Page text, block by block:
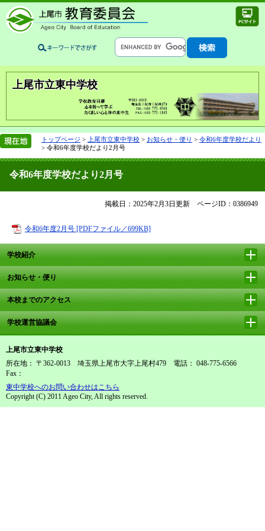
上尾市立東中学校
トップページ > 上尾市立東中学校 > お知らせ・便り > 令和6年度学校だより
> 令和6年度学校だより2月号
令和6年度学校だより2月号
掲載日：2025年2月3日更新 ページID：0386949
令和6年度2月号 [PDFファイル／699KB]
学校紹介
お知らせ・便り
本校までのアクセス
学校運営協議会
上尾市立東中学校
所在地： 〒362-0013 埼玉県上尾市大字上尾村479 電話： 048-775-6566
Fax：
東中学校へのお問い合わせはこちら
Copyright (C) 2011 Ageo City, All rights reserved.